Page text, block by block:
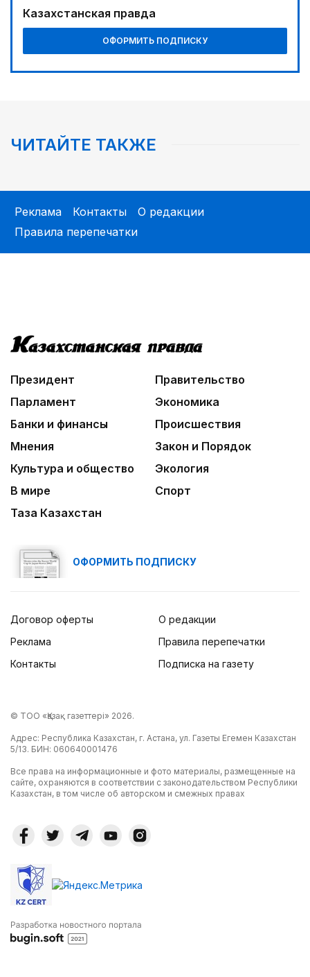
Казахстанская правда
ОФОРМИТЬ ПОДПИСКУ
ЧИТАЙТЕ ТАКЖЕ
Реклама Контакты
О редакции
Правила перепечатки
Президент
Правительство
Парламент
Экономика
Банки и финансы
Происшествия
Мнения
Закон и Порядок
Культура и общество
Экология
В мире
Спорт
Таза Казахстан
ОФОРМИТЬ ПОДПИСКУ
Договор оферты
Реклама
Контакты
О редакции
Правила перепечатки
Подписка на газету
© ТОО «Қазақ газеттері» 2026.
Адрес: Республика Казахстан, г. Астана, ул. Газеты Егемен Казахстан
5/13. БИН: 060640001476
Все права на информационные и фото материалы, размещенные на
сайте, охраняются в соответствии с законодательством Республики
Казахстан, в том числе об авторском и смежных правах